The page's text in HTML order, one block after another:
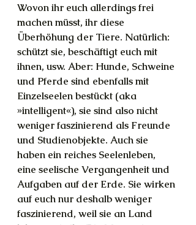
Wovon ihr euch allerdings frei
machen müsst, ihr diese
Überhöhung der Tiere. Natürlich:
schützt sie, beschäftigt euch mit
ihnen, usw. Aber: Hunde, Schweine
und Pferde sind ebenfalls mit
Einzelseelen bestückt (aka
»intelligent«), sie sind also nicht
weniger faszinierend als Freunde
und Studienobjekte. Auch sie
haben ein reiches Seelenleben,
eine seelische Vergangenheit und
Aufgaben auf der Erde. Sie wirken
auf euch nur deshalb weniger
faszinierend, weil sie an Land